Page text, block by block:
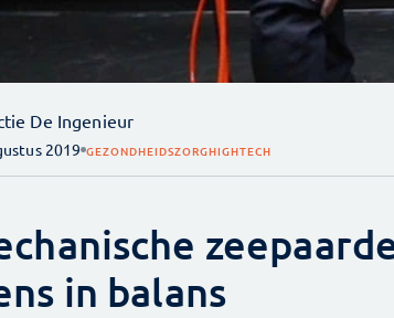
De Ingenieur
2019 GEZONDHEIDSZORGHIGHTECH
in balans